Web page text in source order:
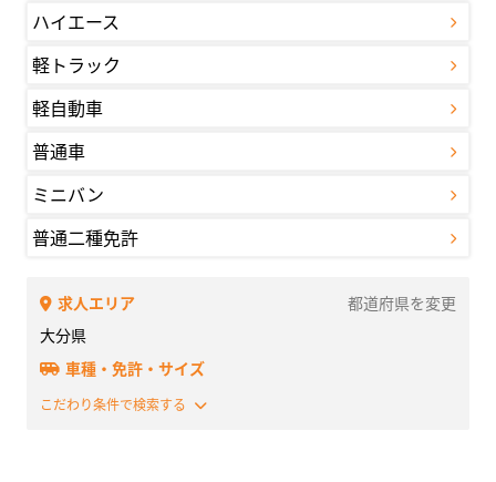
ハイエース
軽トラック
軽自動車
普通車
ミニバン
普通二種免許
求人エリア
都道府県を変更
大分県
車種・免許・サイズ
こだわり条件で検索する